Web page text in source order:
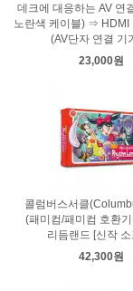
데크에 대응하는 AV 연
노란색 케이블) ⇒ HDMI
(AV단자 연결 기
23,000원
콜럼버스서클
(패미컴/패미컴 호환
리듬랜드 [신작
42,300원